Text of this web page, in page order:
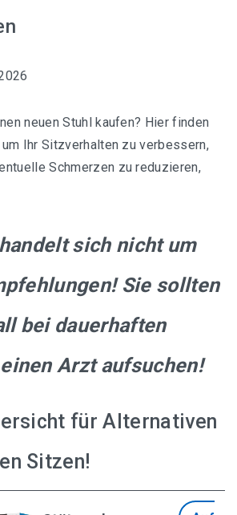
mit Rückenlehne
neuen Stuhl kaufen? Hier finden
Ihr Sitzverhalten zu verbessern,
Schmerzen zu reduzieren,
sich nicht um
Sie sollten
bei dauerhaften
Arzt aufsuchen!
für Alternativen
Sitzen!